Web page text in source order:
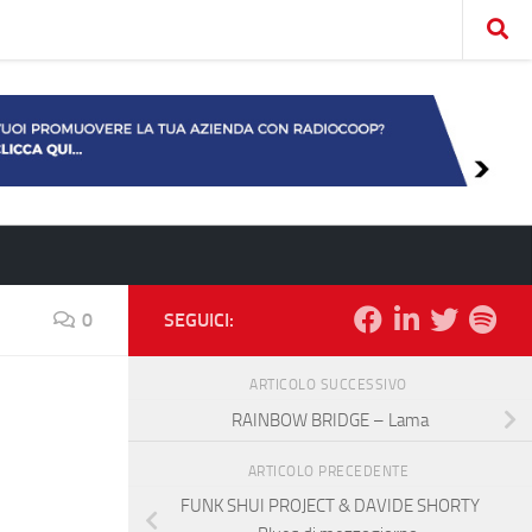
0 SEGUICI:
ARTICOLO SUCCESSIVO
RAINBOW BRIDGE – Lama
ARTICOLO PRECEDENTE
FUNK SHUI PROJECT & DAVIDE SHORTY